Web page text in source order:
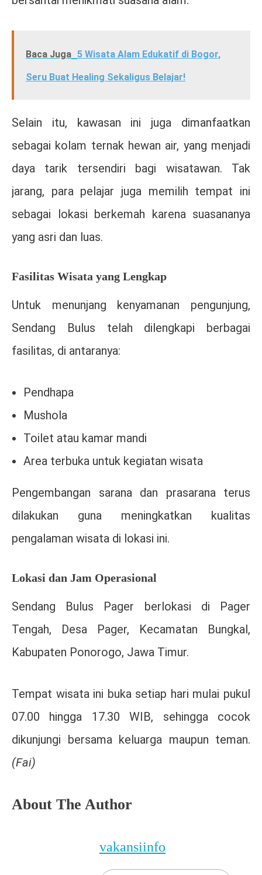
Baca Juga 5 Wisata Alam Edukatif di Bogor,
Seru Buat Healing Sekaligus Belajar!
Selain itu, kawasan ini juga dimanfaatkan
sebagai kolam ternak hewan air, yang menjadi
daya tarik tersendiri bagi wisatawan. Tak
jarang, para pelajar juga memilih tempat ini
sebagai lokasi berkemah karena suasananya
yang asri dan luas.
Fasilitas Wisata yang Lengkap
Untuk menunjang kenyamanan pengunjung,
Sendang Bulus telah dilengkapi berbagai
fasilitas, di antaranya:
Pendhapa
Mushola
Toilet atau kamar mandi
Area terbuka untuk kegiatan wisata
Pengembangan sarana dan prasarana terus
dilakukan guna meningkatkan kualitas
pengalaman wisata di lokasi ini.
Lokasi dan Jam Operasional
Sendang Bulus Pager berlokasi di Pager
Tengah, Desa Pager, Kecamatan Bungkal,
Kabupaten Ponorogo, Jawa Timur.
Tempat wisata ini buka setiap hari mulai pukul
07.00 hingga 17.30 WIB, sehingga cocok
dikunjungi bersama keluarga maupun teman.
(Fai)
About The Author
vakansiinfo